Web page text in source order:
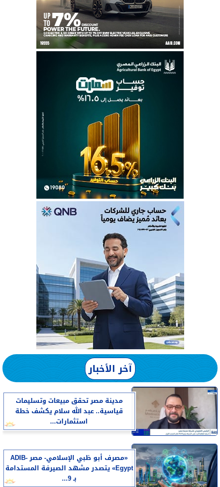
آخر الأخبار
مدينة مصر تحقق مبيعات وتسليمات
قياسية.. عبد الله سلام يكشف خطة
استثمارات...
«مصرف أبو ظبي الإسلامي- مصر ADIB-
Egypt» يتصدر مشهد الصيرفة المستدامة
بـ 9...